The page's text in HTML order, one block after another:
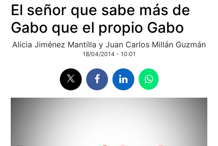
El señor que sabe más de
Gabo que el propio Gabo
Alicia Jiménez Mantilla y Juan Carlos Millán Guzmán
18/04/2014 - 10:01